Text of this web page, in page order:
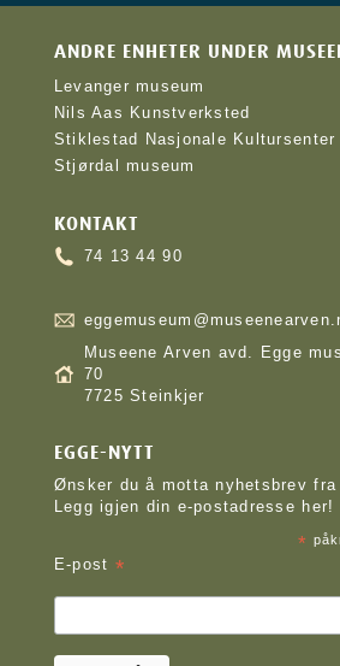
ANDRE ENHETER UNDER
Levanger museum
Nils Aas Kunstverksted
Stiklestad Nasjonale Kultursenter
Stjørdal museum
KONTAKT
74 13 44 90
Museene Arven avd. Egge
70
7725 Steinkjer
EGGE-NYTT
Ønsker du å motta nyhetsbrev fra
Legg igjen din e-postadresse her!
*
E-post *